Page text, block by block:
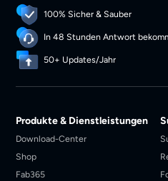
100% Sicher & Sauber
In 48 Stunden Antwort
50+ Updates/Jahr
Produkte & Dienstleistungen
Download-Center
Shop
Fab365